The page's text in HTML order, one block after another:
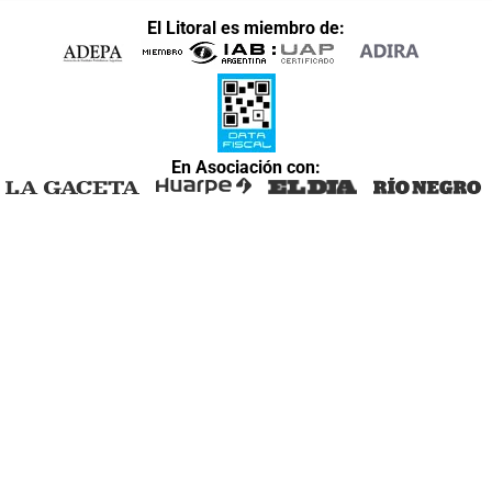
El Litoral es miembro de:
En Asociación con: